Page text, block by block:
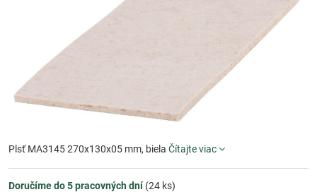
Plsť MA3145 270x130x05 mm, biela Čítajte viac
Doručíme do 5 pracovných dní(24 ks)